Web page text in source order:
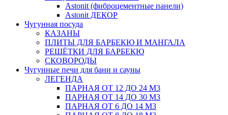
Astonit (фиброцементные панели)
Astonit ДЕКОР
Чугунная посуда
КАЗАНЫ
ПЛИТЫ ДЛЯ БАРБЕКЮ И МАНГАЛА
РЕШЁТКИ ДЛЯ БАРБЕКЮ
СКОВОРОДЫ
Чугунные печи для бани и сауны
ЛЕГЕНДА
ПАРНАЯ ОТ 12 ДО 24 М3
ПАРНАЯ ОТ 14 ДО 30 М3
ПАРНАЯ ОТ 6 ДО 14 М3